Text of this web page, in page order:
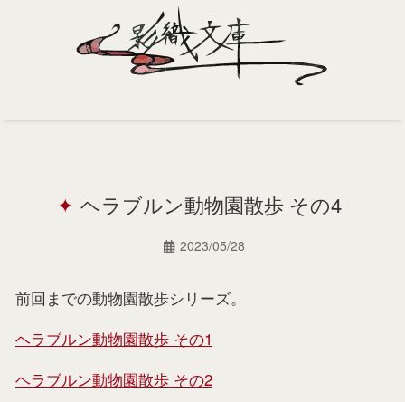
Portfolio
ヘラブルン動物園散歩 その4
2023/05/28
前回までの動物園散歩シリーズ。
ヘラブルン動物園散歩 その1
ヘラブルン動物園散歩 その2